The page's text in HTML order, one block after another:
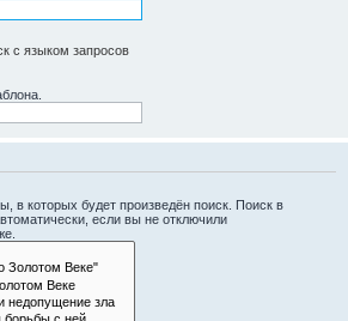
с языком запросов
в которых будет произведён поиск. Поиск в
если вы не отключили